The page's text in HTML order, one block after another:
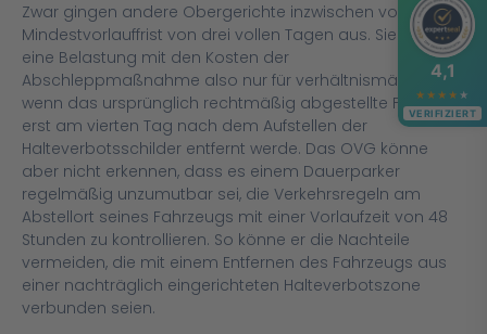
Zwar gingen andere Obergerichte inzwischen von einer
Mindestvorlauffrist von drei vollen Tagen aus. Sie halten
eine Belastung mit den Kosten der
Abschleppmaßnahme also nur für verhältnismäßig,
wenn das ursprünglich rechtmäßig abgestellte Fahrzeug
erst am vierten Tag nach dem Aufstellen der
Halteverbotsschilder entfernt werde. Das OVG könne
aber nicht erkennen, dass es einem Dauerparker
regelmäßig unzumutbar sei, die Verkehrsregeln am
Abstellort seines Fahrzeugs mit einer Vorlaufzeit von 48
Stunden zu kontrollieren. So könne er die Nachteile
vermeiden, die mit einem Entfernen des Fahrzeugs aus
einer nachträglich eingerichteten Halteverbotszone
verbunden seien.
4,1
★ ★ ★ ★ ★
VERIFIZIERT